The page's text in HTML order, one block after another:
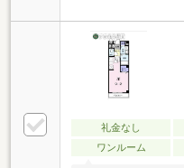
礼金なし
ワンルーム